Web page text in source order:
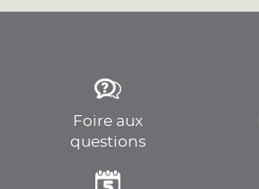
Foire aux
questions